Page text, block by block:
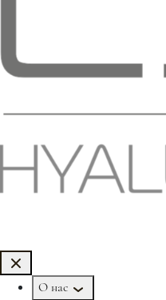
О нас